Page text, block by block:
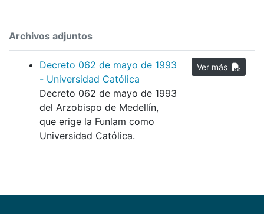
Archivos adjuntos
Decreto 062 de mayo de 1993
- Universidad Católica
Decreto 062 de mayo de 1993
del Arzobispo de Medellín,
que erige la Funlam como
Universidad Católica.